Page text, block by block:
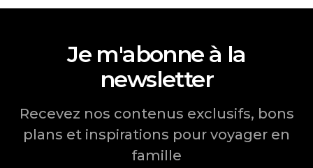
Je m'abonne à la
newsletter
Recevez nos contenus exclusifs, bons
plans et inspirations pour voyager en
famille